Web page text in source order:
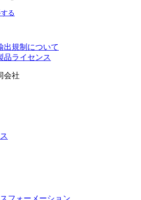
る
出規制について
品ライセンス
会社
フォーメーション